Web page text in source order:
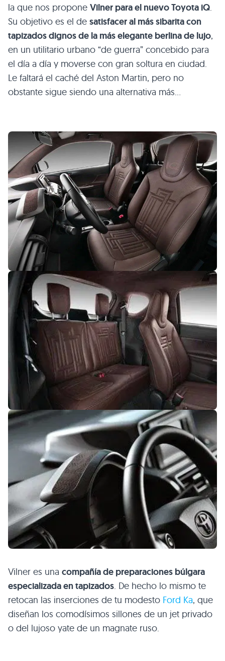
la que nos propone Vilner para el nuevo Toyota iQ.
Su objetivo es el de satisfacer al más sibarita con
tapizados dignos de la más elegante berlina de lujo,
en un utilitario urbano “de guerra” concebido para
el día a día y moverse con gran soltura en ciudad.
Le faltará el caché del Aston Martin, pero no
obstante sigue siendo una alternativa más…
Vilner es una compañía de preparaciones búlgara
especializada en tapizados. De hecho lo mismo te
retocan las inserciones de tu modesto Ford Ka, que
diseñan los comodísimos sillones de un jet privado
o del lujoso yate de un magnate ruso.